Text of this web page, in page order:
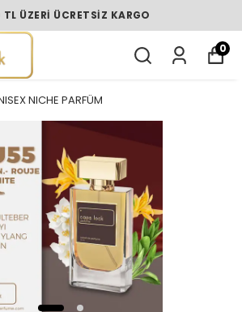
ÜZERI ÜCRETSIZ KARGO
0
NICHE PARFÜM